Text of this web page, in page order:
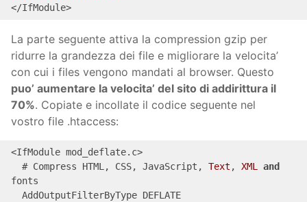
</IfModule>
La parte seguente attiva la compression gzip per
ridurre la grandezza dei file e migliorare la velocita’
con cui i files vengono mandati al browser. Questo
puo’ aumentare la velocita’ del sito di addirittura il
70%. Copiate e incollate il codice seguente nel
vostro file .htaccess:
<IfModule mod_deflate.c>
  # Compress HTML, CSS, JavaScript,
Text , XML and
fonts